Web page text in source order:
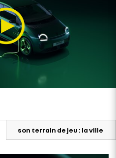
son terrain de jeu : la ville